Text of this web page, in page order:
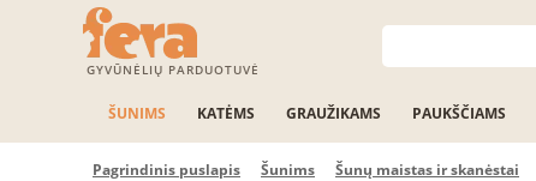
GYVŪNĖLIŲ PARDUOTUVĖ
ŠUNIMS KATĖMS GRAUŽIKAMS PAUKŠČIAMS
Pagrindinis puslapis Šunims Šunų maistas ir skanėstai